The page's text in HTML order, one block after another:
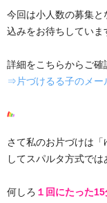
今回は小人数の募集
込みをお待ちしていま
詳細をこちらからご確
⇒片づけるる子のメー
さて私のお片づけは
してスパルタ方式では
何しろ １回にたった15